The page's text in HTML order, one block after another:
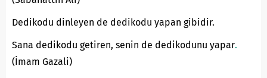
Dedikodu dinleyen de dedikodu yapan gibidir.
Sana dedikodu getiren, senin de dedikodunu yapar.
(İmam Gazali)